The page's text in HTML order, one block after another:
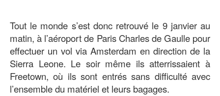
Tout le monde s’est donc retrouvé le 9 janvier au
matin, à l’aéroport de Paris Charles de Gaulle pour
effectuer un vol via Amsterdam en direction de la
Sierra Leone. Le soir même ils atterrissaient à
Freetown, où ils sont entrés sans difficulté avec
l’ensemble du matériel et leurs bagages.